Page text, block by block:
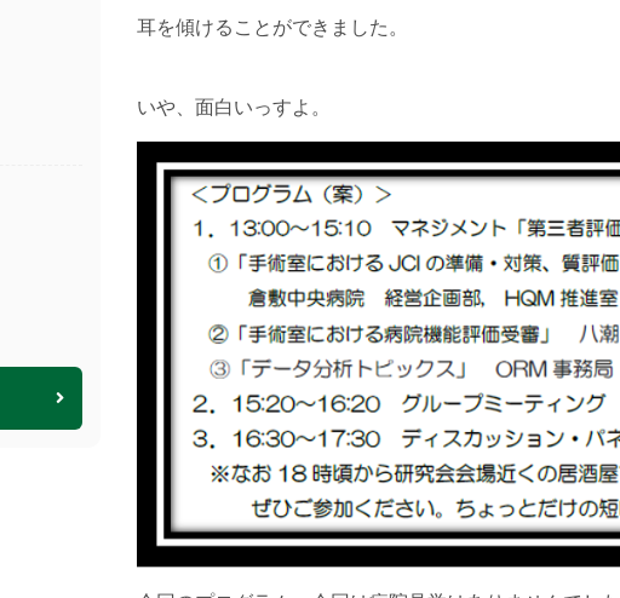
耳を傾けることができました。
いや、面白いっすよ。